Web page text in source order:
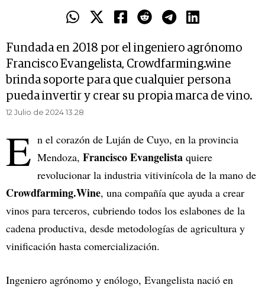
Fundada en 2018 por el ingeniero agrónomo
Francisco Evangelista, Crowdfarming.wine
brinda soporte para que cualquier persona
pueda invertir y crear su propia marca de vino.
12 Julio de 2024 13.28
E n el corazón de Luján de Cuyo, en la provincia
Mendoza, Francisco Evangelista quiere
revolucionar la industria vitivinícola de la mano de
Crowdfarming.Wine, una compañía que ayuda a crear
vinos para terceros, cubriendo todos los eslabones de la
cadena productiva, desde metodologías de agricultura y
vinificación hasta comercialización.
Ingeniero agrónomo y enólogo, Evangelista nació en